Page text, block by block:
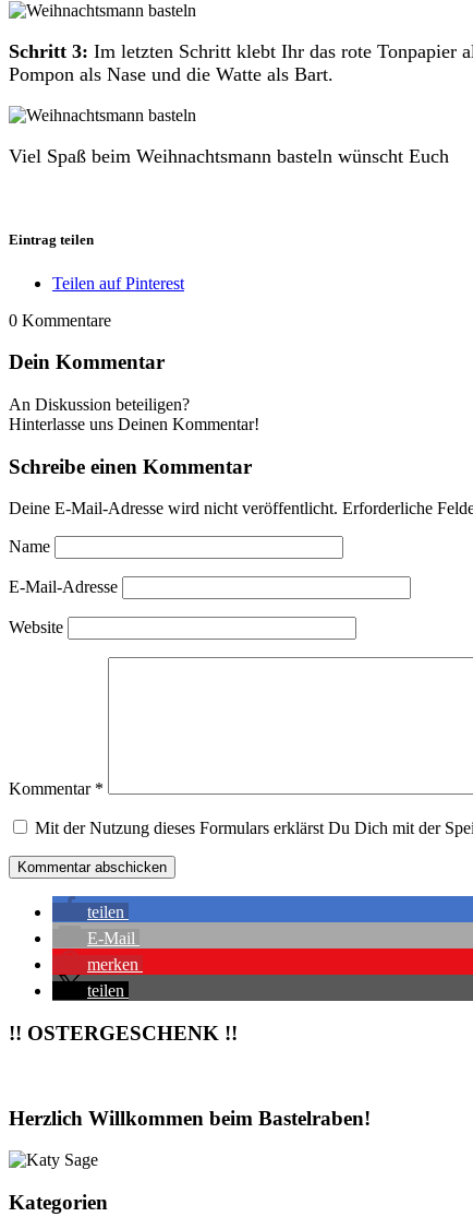
Schritt 3: Im letzten Schritt klebt Ihr das rote Tonpapier
Pompon als Nase und die Watte als Bart.
Viel Spaß beim Weihnachtsmann basteln wünscht Euch
Eintrag teilen
Teilen auf Pinterest
0 Kommentare
Dein Kommentar
An Diskussion beteiligen?
Hinterlasse uns Deinen Kommentar!
Schreibe einen Kommentar
Deine E-Mail-Adresse wird nicht veröffentlicht. Erforderliche
Name
E-Mail-Adresse
Website
Kommentar *
Mit der Nutzung dieses Formulars erklärst Du Dich mit der
teilen
E-Mail
merken
teilen
!! OSTERGESCHENK !!
Herzlich Willkommen beim Bastelraben!
Kategorien